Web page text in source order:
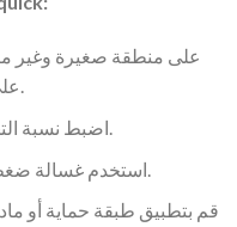
على المحرك بالكامل لضمان التوافق.
اضبط نسبة التخفيف بناءً على شدة تراكم الدهون.
قم بتطبيق طبقة حماية أو